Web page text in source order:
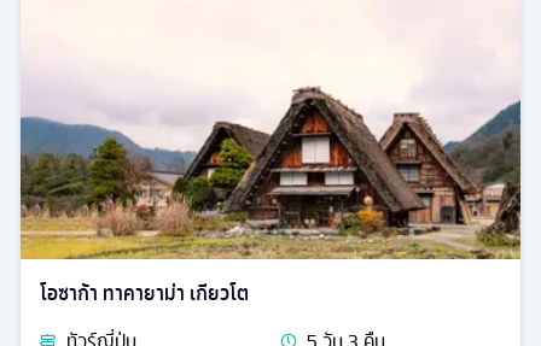
โอซาก้า ทาคายาม่า เกียวโต